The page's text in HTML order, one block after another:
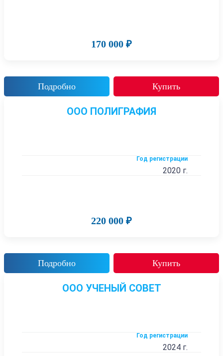
170 000 ₽
Подробно Купить
ООО ПОЛИГРАФИЯ
Год регистрации
2020 г.
220 000 ₽
Подробно Купить
ООО УЧЕНЫЙ СОВЕТ
Год регистрации
2024 г.